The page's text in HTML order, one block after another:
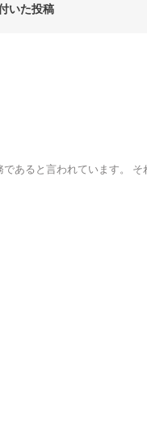
いた投稿
あると言われています。 そ